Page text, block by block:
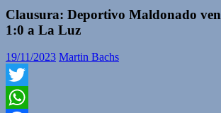
Clausura: Deportivo Maldonado
1:0 a La Luz
19/11/2023 Martin Bachs
Twitter